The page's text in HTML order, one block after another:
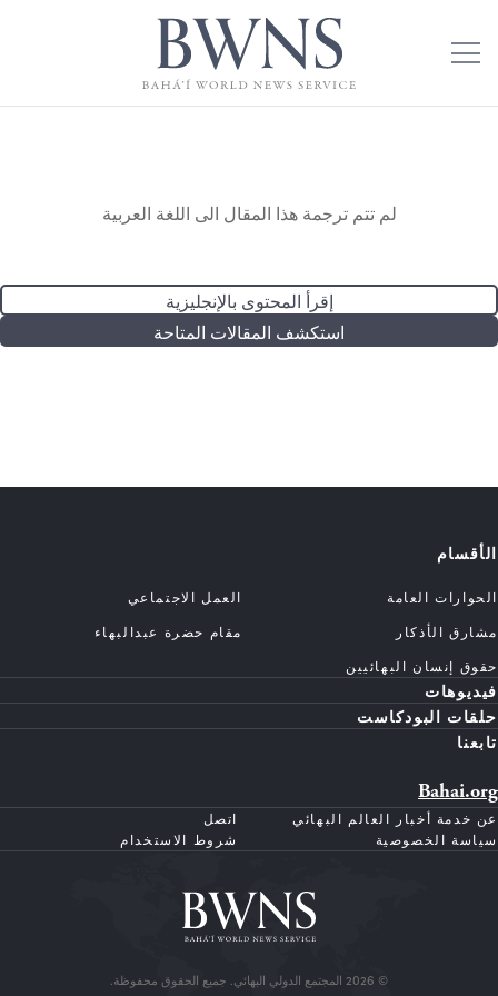
لم تتم ترجمة هذا المقال الى اللغة العربية
إقرأ المحتوى بالإنجليزية
استكشف المقالات المتاحة
الأقسام
الحوارات العامة
العمل الاجتماعي
مشارق الأذكار
مقام حضرة عبدالبهاء
حقوق إنسان البهائيين
فيديوهات
حلقات البودكاست
تابعنا
Bahai.org
عن خدمة أخبار العالم البهائي
اتصل
سياسة الخصوصية
شروط الاستخدام
© 2026 المجتمع الدولي البهائي. جميع الحقوق محفوظة.